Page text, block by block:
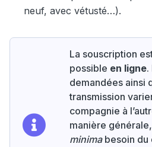
neuf, avec vétusté…).
La souscription
possible en ligne.
demandées ainsi
transmission
compagnie à
manière
minimabesoin du